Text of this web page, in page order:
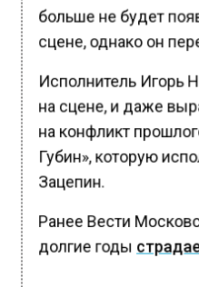
больше не будет
сцене, однако он
Исполнитель Игорь
на сцене, и даже
на конфликт
Губин», которую
Зацепин.
Ранее Вести
долгие годы